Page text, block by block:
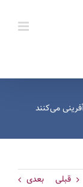
می‌کنند
قبلی بعدی